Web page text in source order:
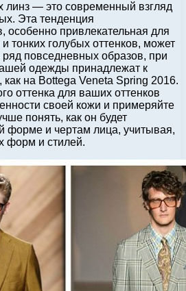
линз — это современный взгляд
Эта тенденция
особенно привлекательная для
тонких голубых оттенков, может
ряд повседневных образов, при
одежды принадлежат к
на Bottega Veneta Spring 2016.
оттенка для ваших оттенков
своей кожи и примеряйте
понять, как он будет
форме и чертам лица, учитывая,
форм и стилей.